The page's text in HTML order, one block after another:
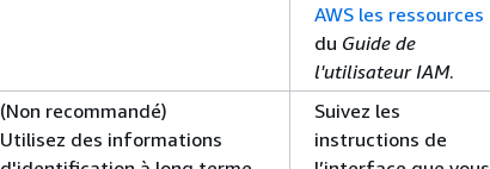
AWS les ressources
du Guide de
l'utilisateur IAM.
(Non recommandé)
Utilisez des informations
Suivez les
instructions de